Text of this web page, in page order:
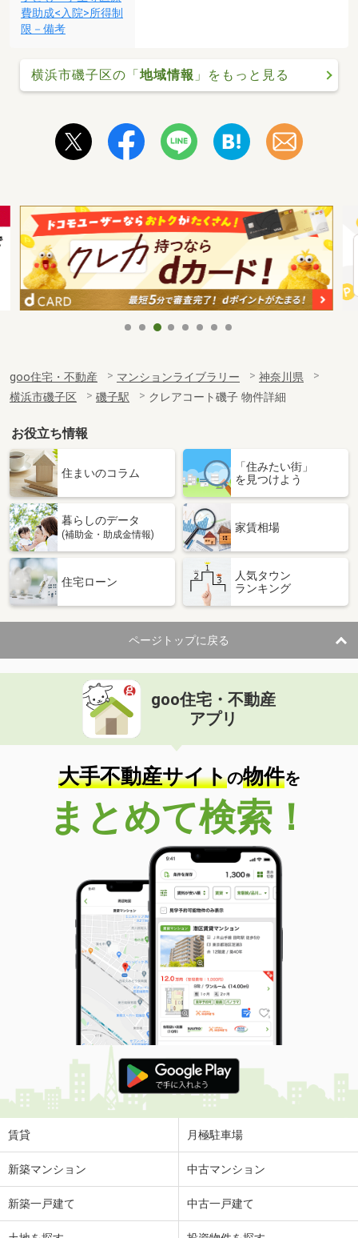
費助成<入院>所得制
限－備考
横浜市磯子区の「地域情報 」をもっと見る
goo住宅・不動産 マンションライブラリー
神奈川県
横浜市磯子区
磯子駅 クレアコート磯子 物件詳細
お役立ち情報
住まいのコラム
「住みたい街」
を見つけよう
暮らしのデータ
(補助金・助成金情報)
家賃相場
住宅ローン
人気タウン
ランキング
ページトップに戻る
goo住宅・不動産
アプリ
大手不動産サイトの物件を
まとめて検索！
賃貸 月極駐車場
新築マンション 中古マンション
新築一戸建て 中古一戸建て